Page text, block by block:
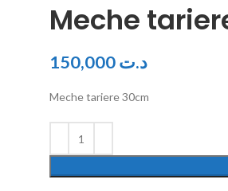
Meche
د.ت
Meche tariere 30cm